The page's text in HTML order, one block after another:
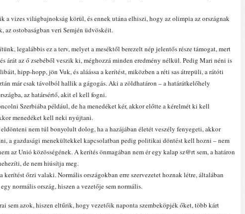
a vizes világbajnokság körül, és ennek utána elhiszi, hogy az olimpia az országnak
az ostobaságban veri Semjén üdvöskéit.
legalábbis ez a terv, melyet a meséktől berezelt nép jelentős része támogat, mert
árát az ő zsebéből veszik ki, méghozzá minden eredmény nélkül. Pedig Mari néni is
hipp-hopp, jön Vuk, és aláássa a kerítést, miközben a réti sas átrepüli, a rátóti
már csak távolból hallik a gágogás. Aki a zöldhatáron – a határátkelőhely
az határsértő, akit el kell fogni.
Szerbiába például, de ha menedéket kér, akkor előtte a kérelmét ki kell
menedéket kell neki nyújtani.
nem túl bonyolult dolog, ha a hazájában életét veszély fenyegeti, akkor
a gazdasági menekültekkel kapcsolatban pedig politikai döntést kell hozni – nem
az Unió közösségének. A kerítés önmagában nem ér egy kalap sz@rt sem, a határon
de nem hiúsítja meg.
kerítést őrzi valaki. Normális országokban erre szervezetet hoznak létre, általában
normális ország, hiszen a vezetője sem normális.
sem azok, hiszen eltűrik, hogy vezetőik naponta szembeköpjék őket, több kárt